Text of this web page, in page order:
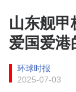
山东舰甲
爱国爱港
环球时报
2025-07-03